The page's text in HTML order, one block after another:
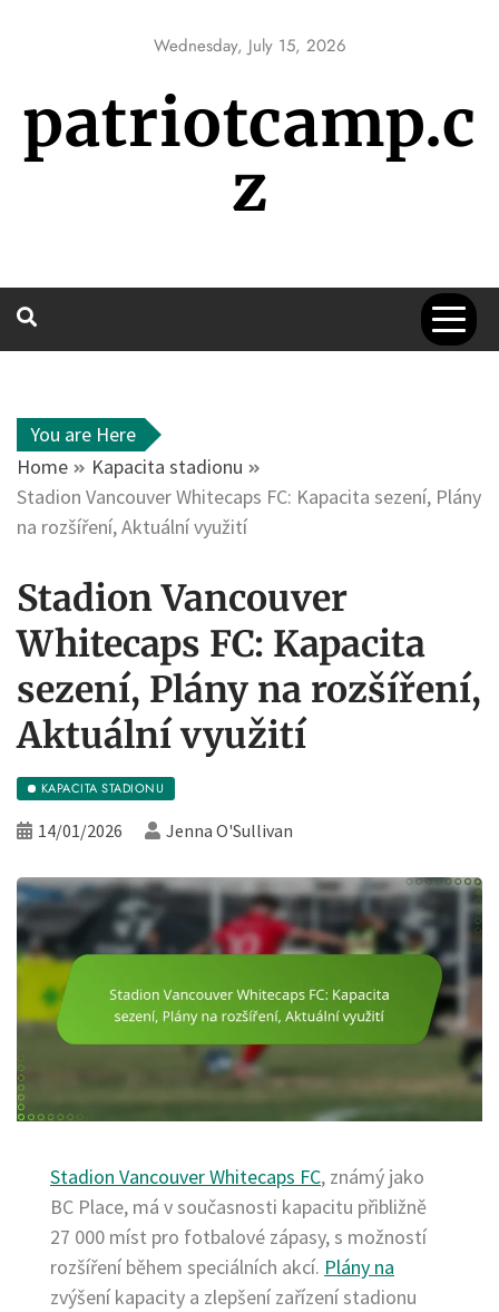
Wednesday, July 15, 2026
patriotcamp.c
z
You are Here
Home
Kapacita stadionu
Stadion Vancouver Whitecaps FC: Kapacita sezení, Plány
na rozšíření, Aktuální využití
Stadion Vancouver
Whitecaps FC: Kapacita
sezení, Plány na rozšíření,
Aktuální využití
KAPACITA STADIONU
14/01/2026 Jenna O'Sullivan
Stadion Vancouver Whitecaps FC, známý jako
BC Place, má v současnosti kapacitu přibližně
27 000 míst pro fotbalové zápasy, s možností
rozšíření během speciálních akcí. Plány na
zvýšení kapacity a zlepšení zařízení stadionu